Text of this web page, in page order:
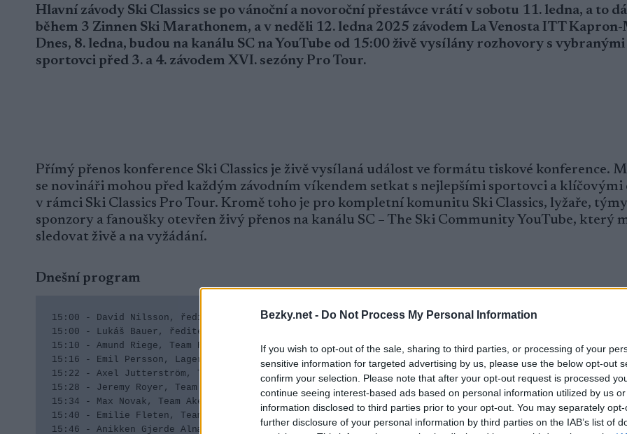
Bezky.net - Do Not Process My Personal Information
If you wish to opt-out of the sale, sharing to third parties, or processing of your
sensitive information for targeted advertising by us, please use the below opt-out
confirm your selection. Please note that after your opt-out request is processed
continue seeing interest-based ads based on personal information utilized by us
information disclosed to third parties prior to your opt-out. You may separately
further disclosure of your personal information by third parties on the IAB’s list of
Hlavní závody Ski Classics se po vánoční a novoroční přestávce vrátí v sobotu 11. ledna, a to
během 3 Zinnen Ski Marathonem, a v neděli 12. ledna 2025 závodem La Venosta ITT
Dnes, 8. ledna, budou na kanálu SC na YouTube od 15:00 živě vysílány rozhovory s vybranými
sportovci před 3. a 4. závodem XVI. sezóny Pro Tour.
Přímý přenos konference Ski Classics je živě vysílaná událost ve formátu tiskové konference.
se novináři mohou před každým závodním víkendem setkat s nejlepšími sportovci a klíčovými
v rámci Ski Classics Pro Tour. Kromě toho je pro kompletní komunitu Ski Classics, lyžaře,
sponzory a fanoušky otevřen živý přenos na kanálu SC – The Ski Community YouTube, který
sledovat živě a na vyžádání.
Dnešní program
15:00 - David Nilsson, ředitel Ski Classics
15:00 - Lukáš Bauer, ředitel závodů Ski Classics
15:10 - Amund Riege, Team Ramudden
15:16 - Emil Persson, Lager 157 Ski Team
15:22 - Axel Jutterström, Team Eksjöhus
15:28 - Jeremy Royer, Team Eksjöhus
15:34 - Max Novak, Team Aker Daehlie
15:40 - Emilie Fleten, Team Ramudden
15:46 - Anikken Gjerde Alnæs, Team Engcon